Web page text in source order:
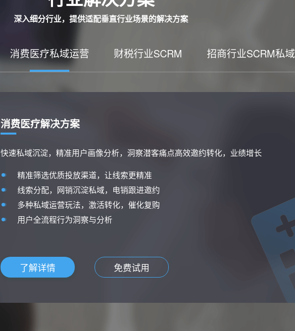
深入细分行业，提供适配垂直行业场景的解决方案
消费医疗私域运营 财税行业SCRM 招商行业SCRM私域
消费医疗解决方案
快速私域沉淀，精准用户画像分析，洞察潜客痛点高效邀约转化，业绩增长
精准筛选优质投放渠道，让线索更精准
线索分配，网销沉淀私域，电销跟进邀约
多种私域运营玩法，激活转化，催化复购
用户全流程行为洞察与分析
了解详情 免费试用